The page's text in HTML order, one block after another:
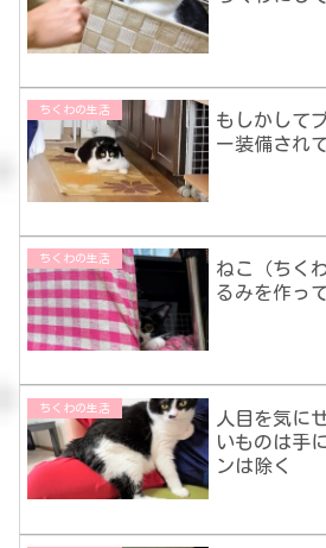
ちくわの生活
もしかして
ー装備され
ちくわの生活
ねこ（ちく
るみを作っ
ちくわの生活
人目を気に
いものは手
ンは除く